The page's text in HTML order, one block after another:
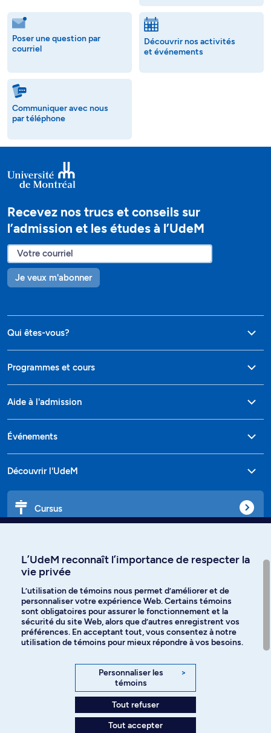
Poser une question par
courriel
Découvrir nos activités
et événements
Communiquer avec nous
par téléphone
Recevez nos trucs et conseils sur
l’admission et les études à l’UdeM
Je veux m'abonner
Qui êtes-vous?
Programmes et cours
Aide à l'admission
Événements
Découvrir l'UdeM
Cursus
Langues
Facebook Instagram
YouTube
L’UdeM reconnaît l’importance de respecter la
vie privée
L’utilisation de témoins nous permet d’améliorer et de
personnaliser votre expérience Web. Certains témoins
sont obligatoires pour assurer le fonctionnement et la
sécurité du site Web, alors que d’autres enregistrent vos
préférences. En acceptant tout, vous consentez à notre
utilisation de témoins pour mieux répondre à vos besoins.
Personnaliser les
témoins
>
Tout refuser
Tout accepter